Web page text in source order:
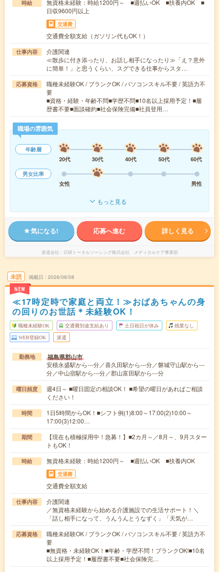
時給
無資格未経験：時給1200円～ ■週払いOK ■扶養内OK ■
日収9600円以上
交通費
交通費全額支給（ガソリン代もOK！）
仕事内容
介護関連
≪散歩に付き添ったり、お話し相手になったり≫「え？意外
に簡単！」と思うくらい、スグできる仕事からスタ…
応募資格
職種未経験OK / ブランクOK / パソコンスキル不要 / 英語力不
要
■資格・経験・年齢不問■学歴不問■10名以上採用予定！■履
歴書不要■面談確約■社会保険完備■社員登用…
職場の雰囲気
年齢層
20代
30代 40代 50代
60代
男女比率
女性
男性
もっと見る
気になる! 応募へ進む 詳しく見る
派遣会社 日研トータルソーシング株式会社 メディカルケア事業部
未読
NEW
掲載日 2026/08/08
≪17時定時で家庭と両立！≫おばあちゃんの身
の回りのお世話＊未経験OK！
職種未経験OK 交通費別途支給あり 土日祝日が休み 残業なし
WEB登録OK 派遣
勤務地 福島県郡山市
安積永盛駅から---分／喜久田駅から---分／磐城守山駅から---
分／中山宿駅から---分／郡山富田駅から---分
曜日頻度
週4日～ ■曜日固定の相談OK！ ■希望の曜日があればご相談
ください！
時間
1日5時間からOK！■シフト例(1)8:00～17:00(2)10:00～
17:00(3)12:00…
期間
【現在も積極採用中！急募！】■2カ月～／8月～、9月スター
トもOK！
時給 無資格未経験：時給1200円～ ■週払いOK ■扶養内OK
交通費
交通費全額支給
仕事内容
介護関連
／無資格未経験から始める介護施設での生活サポート！＼
「話し相手になって、うんうんとうなずく」「天気が…
応募資格
職種未経験OK / ブランクOK / パソコンスキル不要 / 英語力不
要
■無資格・未経験OK！■年齢・学歴不問！ブランクOK!■10名
以上採用予定！■履歴書不要■社会保険完…